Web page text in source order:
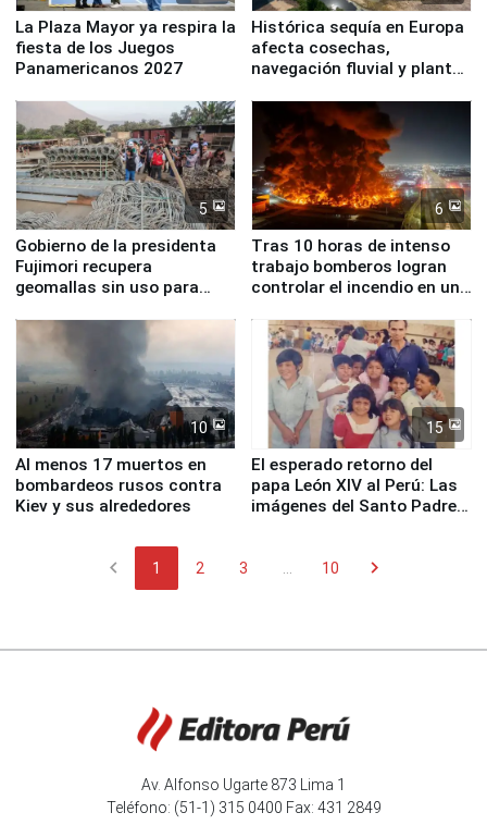
La Plaza Mayor ya respira la
fiesta de los Juegos
Panamericanos 2027
Histórica sequía en Europa
afecta cosechas,
navegación fluvial y plantas
5
Gobierno de la presidenta
Fujimori recupera
geomallas sin uso para
Fenómeno El Niño
6
Tras 10 horas de intenso
trabajo bomberos logran
controlar el incendio en una
de Chile
10
Al menos 17 muertos en
bombardeos rusos contra
Kiev y sus alrededores
15
El esperado retorno del
papa León XIV al Perú: Las
imágenes del Santo Padre
chevron_left 1 2 3 10 chevron_right
Av. Alfonso Ugarte 873 Lima 1
Teléfono: (51-1) 315 0400 Fax: 431 2849